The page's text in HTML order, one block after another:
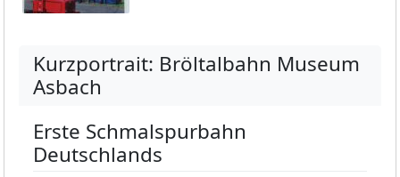
Kurzportrait: Bröltalbahn Museum
Asbach
Erste Schmalspurbahn
Deutschlands